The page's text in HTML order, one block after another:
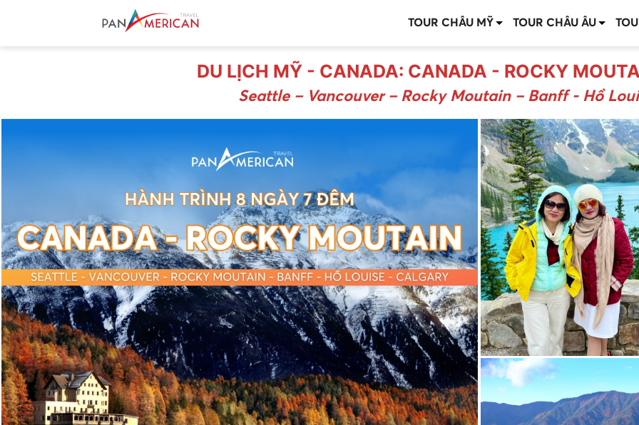
TOUR CHÂU MỸ TOUR CHÂU ÂU
DU LỊCH MỸ - CANADA: CANADA - ROCKY
Seattle – Vancouver – Rocky Moutain – Banff - Hồ